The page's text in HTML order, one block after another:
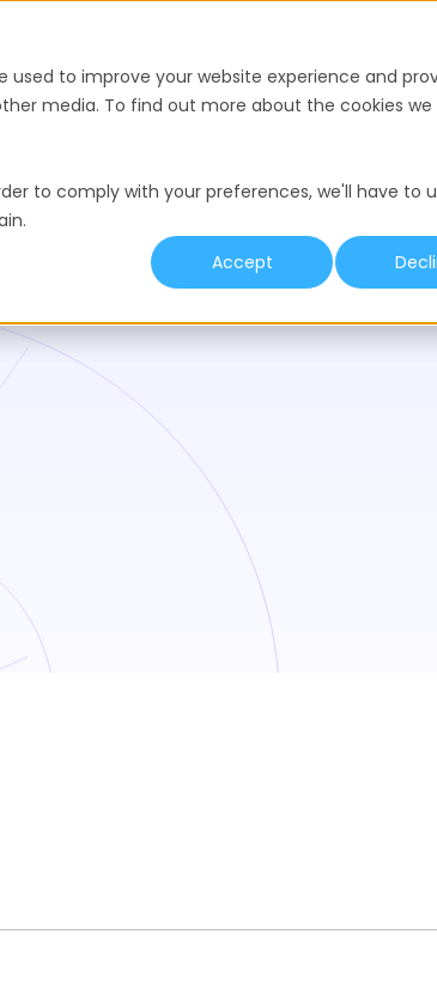
used to improve your website experience and
media. To find out more about the cookies we
to comply with your preferences, we'll have to
Accept